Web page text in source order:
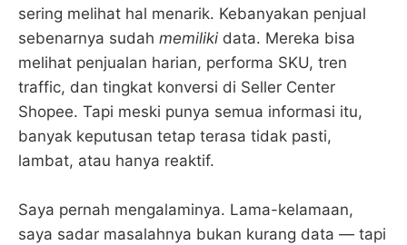
sering melihat hal menarik. Kebanyakan penjual
sebenarnya sudah memiliki data. Mereka bisa
melihat penjualan harian, performa SKU, tren
traffic, dan tingkat konversi di Seller Center
Shopee. Tapi meski punya semua informasi itu,
banyak keputusan tetap terasa tidak pasti,
lambat, atau hanya reaktif.
Saya pernah mengalaminya. Lama-kelamaan,
saya sadar masalahnya bukan kurang data — tapi